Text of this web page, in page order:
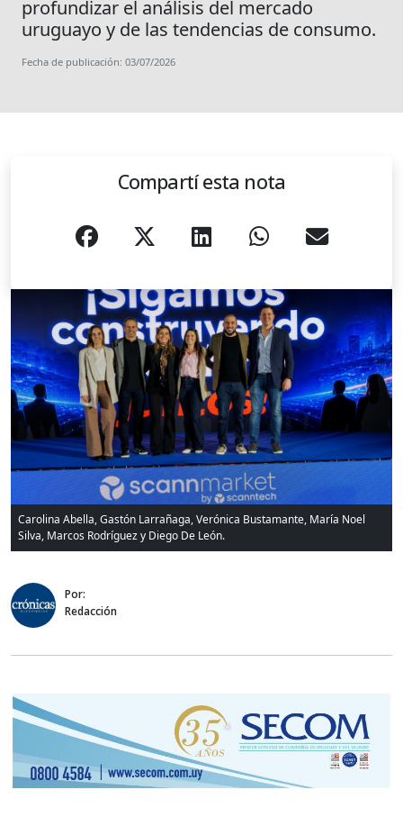
profundizar el análisis del mercado
uruguayo y de las tendencias de consumo.
Fecha de publicación: 03/07/2026
Compartí esta nota
Carolina Abella, Gastón Larrañaga, Verónica Bustamante, María Noel
Silva, Marcos Rodríguez y Diego De León.
Por:
Redacción